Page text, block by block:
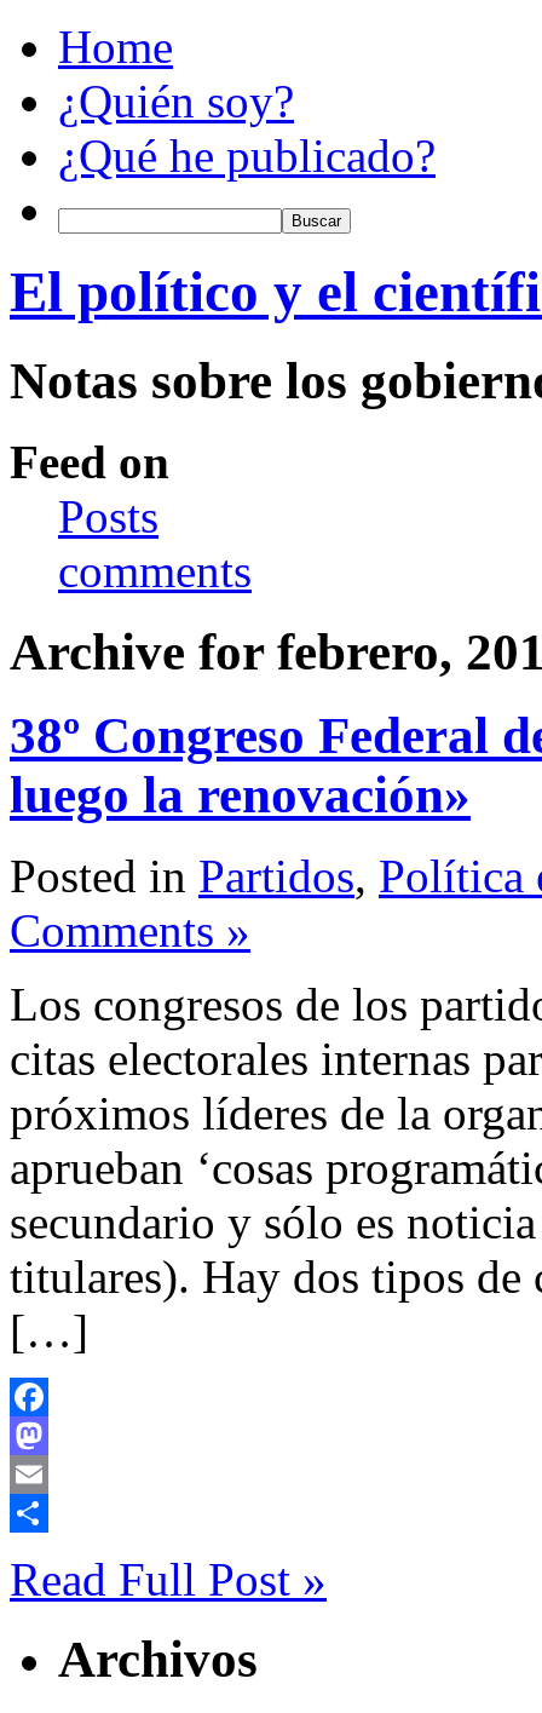
Home
¿Quién soy?
¿Qué he publicado?
El político y el
Notas sobre los
Feed on
Posts
comments
Archive for febrero,
38º Congreso Federal
luego la renovación»
Posted in Partidos, Política
Comments »
Los congresos de los
citas electorales internas
próximos líderes de la
aprueban ‘cosas
secundario y sólo es
titulares). Hay dos tipos de
[…]
Facebook
Mastodon
Email
Read Full Post »
Archivos